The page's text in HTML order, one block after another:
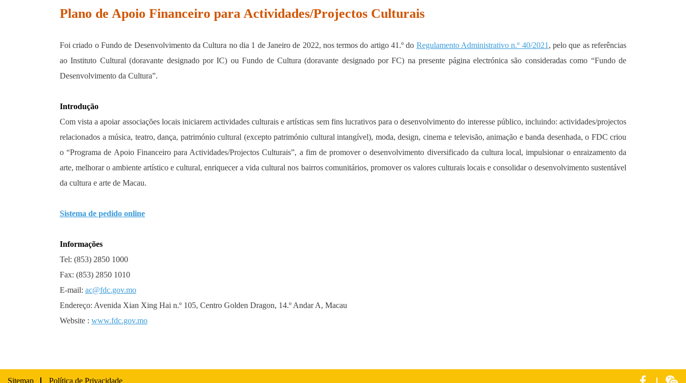
Plano de Apoio Financeiro para Actividades/Projectos Culturais
Foi criado o Fundo de Desenvolvimento da Cultura no dia 1 de Janeiro de 2022, nos termos do artigo 41.º do Regulamento Administrativo n.º 40/2021 , pelo que as referências
ao Instituto Cultural (doravante designado por IC) ou Fundo de Cultura (doravante designado por FC) na presente página electrónica são consideradas como “Fundo de
Desenvolvimento da Cultura”.
Introdução
Com vista a apoiar associações locais iniciarem actividades culturais e artísticas sem fins lucrativos para o desenvolvimento do interesse público, incluindo: actividades/projectos
relacionados a música, teatro, dança, património cultural (excepto património cultural intangível), moda, design, cinema e televisão, animação e banda desenhada, o FDC criou
o “Programa de Apoio Financeiro para Actividades/Projectos Culturais”, a fim de promover o desenvolvimento diversificado da cultura local, impulsionar o enraizamento da
arte, melhorar o ambiente artístico e cultural, enriquecer a vida cultural nos bairros comunitários, promover os valores culturais locais e consolidar o desenvolvimento sustentável
da cultura e arte de Macau.
Sistema de pedido online
Informações
Tel: (853) 2850 1000
Fax: (853) 2850 1010
E-mail: ac@fdc.gov.mo
Endereço: Avenida Xian Xing Hai n.º 105, Centro Golden Dragon, 14.º Andar A, Macau
Website : www.fdc.gov.mo
Sitemap Política de Privacidade